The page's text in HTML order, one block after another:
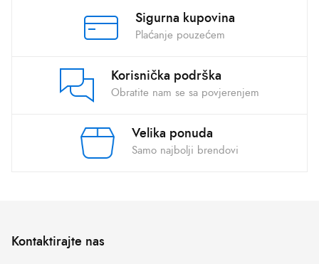
Sigurna kupovina
Plaćanje pouzećem
Korisnička podrška
Obratite nam se sa povjerenjem
Velika ponuda
Samo najbolji brendovi
Kontaktirajte nas